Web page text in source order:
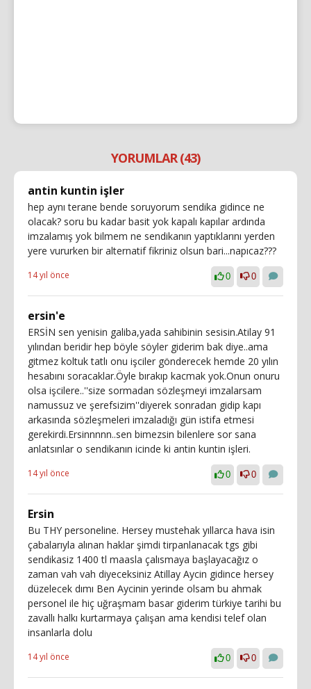
YORUMLAR (43)
antin kuntin işler
hep aynı terane bende soruyorum sendika gidince ne
olacak? soru bu kadar basit yok kapalı kapılar ardında
imzalamış yok bilmem ne sendikanın yaptıklarını yerden
yere vururken bir alternatif fikriniz olsun bari...napıcaz???
14 yıl önce 0 0
ersin'e
ERSİN sen yenisin galiba,yada sahibinin sesisin.Atilay 91
yılından beridir hep böyle söyler giderim bak diye..ama
gitmez koltuk tatlı onu işciler gönderecek hemde 20 yılın
hesabını soracaklar.Öyle bırakıp kacmak yok.Onun onuru
olsa işcilere..''size sormadan sözleşmeyi imzalarsam
namussuz ve şerefsizim''diyerek sonradan gidip kapı
arkasında sözleşmeleri imzaladığı gün istifa etmesi
gerekirdi.Ersinnnnn..sen bimezsin bilenlere sor sana
anlatsınlar o sendikanın icinde ki antin kuntin işleri.
14 yıl önce 0 0
Ersin
Bu THY personeline. Hersey mustehak yıllarca hava isin
çabalarıyla alınan haklar şimdi tirpanlanacak tgs gibi
sendikasiz 1400 tl maasla çalısmaya başlayacağız o
zaman vah vah diyeceksiniz Atillay Aycin gidince hersey
düzelecek dımı Ben Aycinin yerinde olsam bu ahmak
personel ile hiç uğraşmam basar giderim türkiye tarihi bu
zavallı halkı kurtarmaya çalışan ama kendisi telef olan
insanlarla dolu
14 yıl önce 0 0